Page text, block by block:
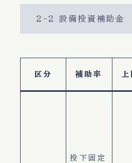
2-2 設備投資補助金
区分 補助率
投下固定